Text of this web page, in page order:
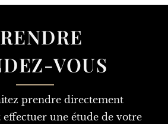
VOUS
prendre directement
effectuer une étude de votre